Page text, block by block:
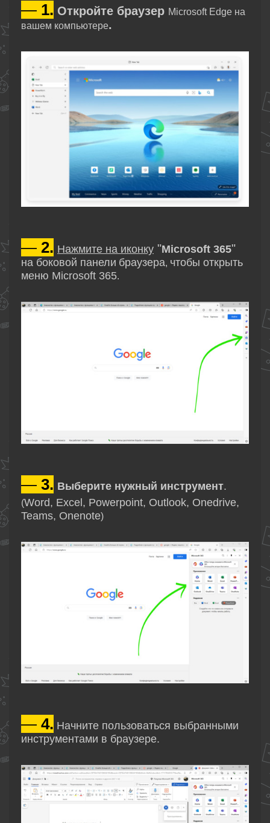
— 1. Откройте браузер Microsoft Edge на
вашем компьютере.
— 2. Нажмите на иконку "Microsoft 365"
на боковой панели браузера, чтобы открыть
меню Microsoft 365.
— 3. Выберите нужный инструмент.
(Word, Excel, Powerpoint, Outlook, Onedrive,
Teams, Onenote)
— 4. Начните пользоваться выбранными
инструментами в браузере.